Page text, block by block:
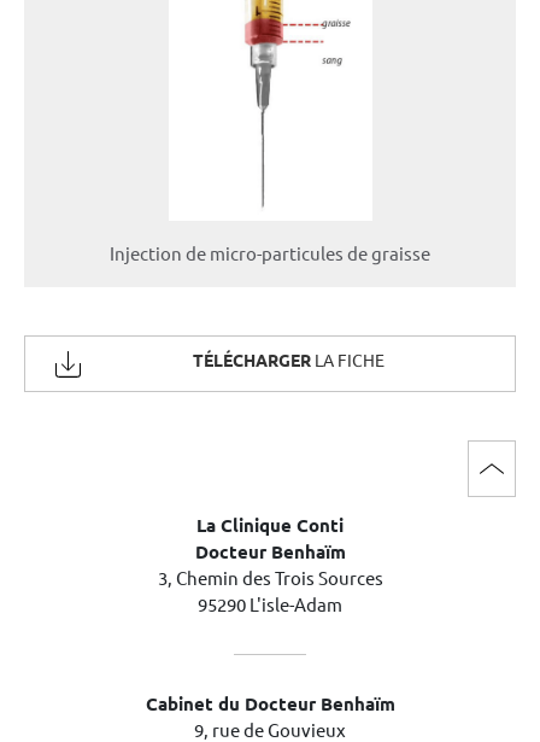
Injection de micro-particules de graisse
TÉLÉCHARGERLA FICHE
La Clinique Conti
Docteur Benhaïm
3, Chemin des Trois Sources
95290 L'isle-Adam
Cabinet du Docteur Benhaïm
9, rue de Gouvieux